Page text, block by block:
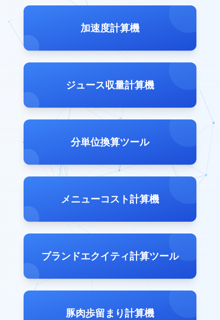
加速度計算機
ジュース収量計算機
分単位換算ツール
メニューコスト計算機
ブランドエクイティ計算ツール
豚肉歩留まり計算機